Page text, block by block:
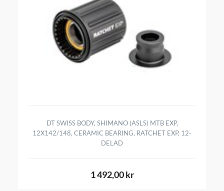
DT SWISS BODY, SHIMANO (ASLS) MTB EXP,
12X142/148, CERAMIC BEARING, RATCHET EXP, 12-
DELAD
1 492,00 kr